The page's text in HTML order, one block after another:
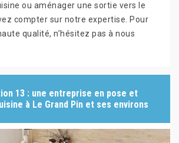
ou aménager une sortie vers le
compter sur notre expertise. Pour
qualité, n’hésitez pas à nous
13 : une entreprise en pose et
à Le Grand Pin et ses environs